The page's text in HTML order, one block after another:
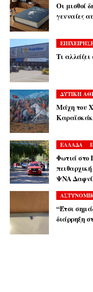
Οι μισθοί
γενναίες
Τι
ΔΥΤΙΚΗ
Μάχη του
ΕΛΛΑΔΑ
Φωτιά στο
ΨΝΑ
“Έτσι
διάρρηξη